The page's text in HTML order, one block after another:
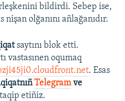
bildirdi. Sebep ise,
olğanını añlağanıdır.
saytını blok etti.
vastasınen oqumaq
. Esas
Telegramve
etiñiz.